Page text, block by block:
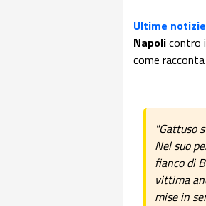
Ultime
Napolicontro
come
"Gattuso
Nel suo
fianco di
vittima
mise in